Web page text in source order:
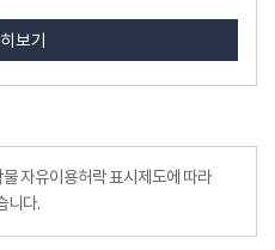
보기
자유이용허락 표시제도에 따라
니다.